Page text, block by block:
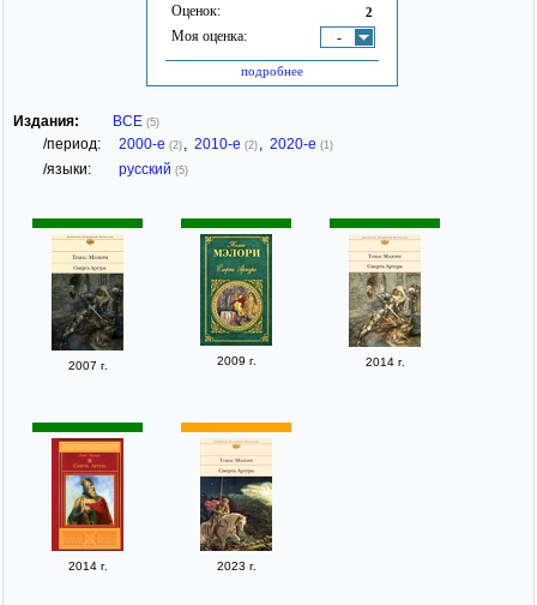
Оценок: 2
Моя оценка: -
подробнее
Издания: ВСЕ (5)
/период: 2000-е (2) 2010-е (2) 2020-е (1)
/языки: русский (5)
2007 г. 2009 г. 2014 г.
2014 г. 2023 г.